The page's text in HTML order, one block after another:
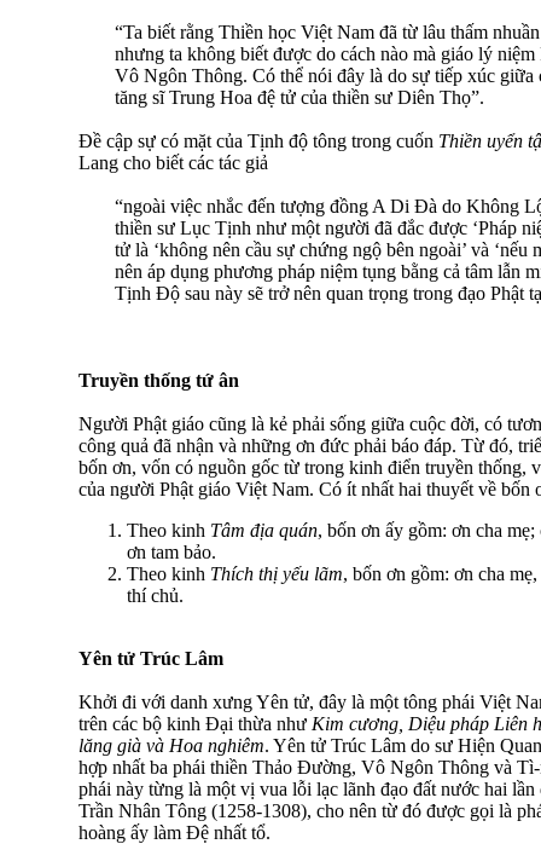
“Ta biết rằng Thiền học Việt Nam đã từ lâu thấm
nhưng ta không biết được do cách nào mà giáo lý niệm
Vô Ngôn Thông. Có thể nói đây là do sự tiếp xúc giữa
tăng sĩ Trung Hoa đệ tử của thiền sư Diên Thọ”.
Ðề cập sự có mặt của Tịnh độ tông trong cuốn Thiền uyển
Lang cho biết các tác giả
“ngoài việc nhắc đến tượng đồng A Di Ðà do Không
thiền sư Lục Tịnh như một người đã đắc được ‘Pháp
tử là ‘không nên cầu sự chứng ngộ bên ngoài’ và
nên áp dụng phương pháp niệm tụng bằng cả tâm lẫn
Tịnh Ðộ sau này sẽ trở nên quan trọng trong đạo Phật
Truyền thống tứ ân
Người Phật giáo cũng là kẻ phải sống giữa cuộc đời, có
công quả đã nhận và những ơn đức phải báo đáp. Từ đó,
bốn ơn, vốn có nguồn gốc từ trong kinh điển truyền thống,
của người Phật giáo Việt Nam. Có ít nhất hai thuyết về bốn
Theo kinh Tâm địa quán, bốn ơn ấy gồm: ơn cha
ơn tam bảo.
Theo kinh Thích thị yếu lãm, bốn ơn gồm: ơn cha
thí chủ.
Yên tử Trúc Lâm
Khởi đi với danh xưng Yên tử, đây là một tông phái Việt
trên các bộ kinh Ðại thừa như Kim cương, Diệu pháp Liên
lăng già và Hoa nghiêm. Yên tử Trúc Lâm do sư Hiện
hợp nhất ba phái thiền Thảo Ðường, Vô Ngôn Thông và
phái này từng là một vị vua lỗi lạc lãnh đạo đất nước hai
Trần Nhân Tông (1258-1308), cho nên từ đó được gọi là
hoàng ấy làm Ðệ nhất tổ.